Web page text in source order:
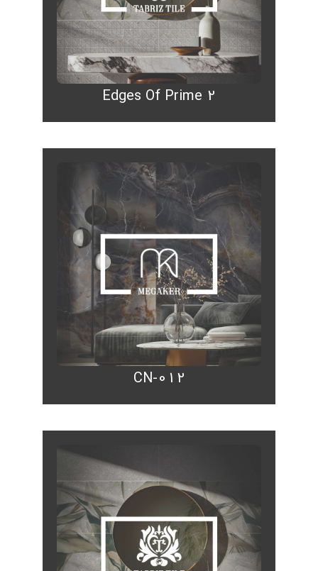
Edges Of Prime 2
CN-012